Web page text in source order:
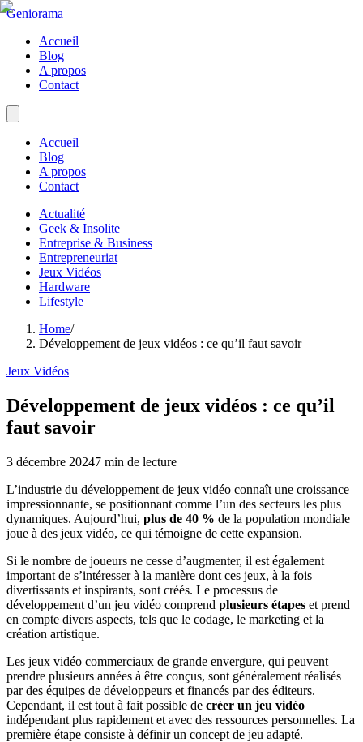
Geniorama
Accueil
Blog
A propos
Contact
Accueil
Blog
A propos
Contact
Actualité
Geek & Insolite
Entreprise & Business
Entrepreneuriat
Jeux Vidéos
Hardware
Lifestyle
Home/
Développement de jeux vidéos : ce qu’il faut savoir
Jeux Vidéos
Développement de jeux vidéos : ce qu’il
faut savoir
3 décembre 20247 min de lecture
L’industrie du développement de jeux vidéo connaît une croissance
impressionnante, se positionnant comme l’un des secteurs les plus
dynamiques. Aujourd’hui, plus de 40 % de la population mondiale
joue à des jeux vidéo, ce qui témoigne de cette expansion.
Si le nombre de joueurs ne cesse d’augmenter, il est également
important de s’intéresser à la manière dont ces jeux, à la fois
divertissants et inspirants, sont créés. Le processus de
développement d’un jeu vidéo comprend plusieurs étapes et prend
en compte divers aspects, tels que le codage, le marketing et la
création artistique.
Les jeux vidéo commerciaux de grande envergure, qui peuvent
prendre plusieurs années à être conçus, sont généralement réalisés
par des équipes de développeurs et financés par des éditeurs.
Cependant, il est tout à fait possible de créer un jeu vidéo
indépendant plus rapidement et avec des ressources personnelles. La
première étape consiste à définir un concept de jeu adapté.